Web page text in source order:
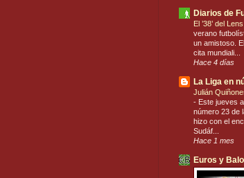
Diarios de
El ’38’ del
verano
un amistoso.
cita mundiali...
Hace 4 días
La Liga en
Julián
- Este jueves
número 23 de
hizo con el
Sudáf...
Hace 1 mes
Euros y